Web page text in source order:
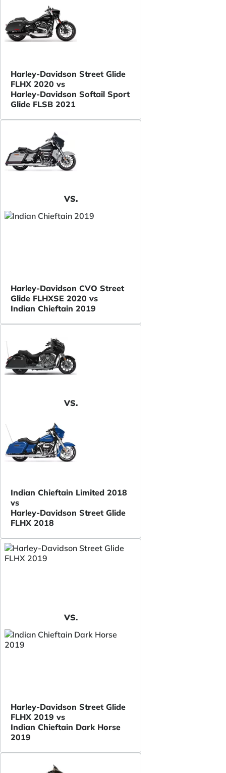
Harley-Davidson Street Glide
FLHX 2020 vs
Harley-Davidson Softail Sport
Glide FLSB 2021
VS.
Harley-Davidson CVO Street
Glide FLHXSE 2020 vs
Indian Chieftain 2019
VS.
Indian Chieftain Limited 2018
vs
Harley-Davidson Street Glide
FLHX 2018
VS.
Harley-Davidson Street Glide
FLHX 2019 vs
Indian Chieftain Dark Horse
2019